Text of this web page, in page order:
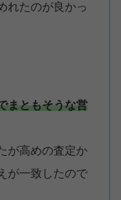
れたのが良かっ
まともそうな営
が高めの査定か
が一致したので